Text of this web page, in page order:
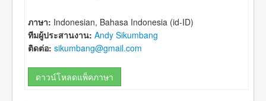
ภาษา: Indonesian, Bahasa Indonesia (id-ID)
ทีมผู้ประสานงาน: Andy Sikumbang
ติดต่อ: sikumbang@gmail.com
ดาวน์โหลดแพ็คภาษา